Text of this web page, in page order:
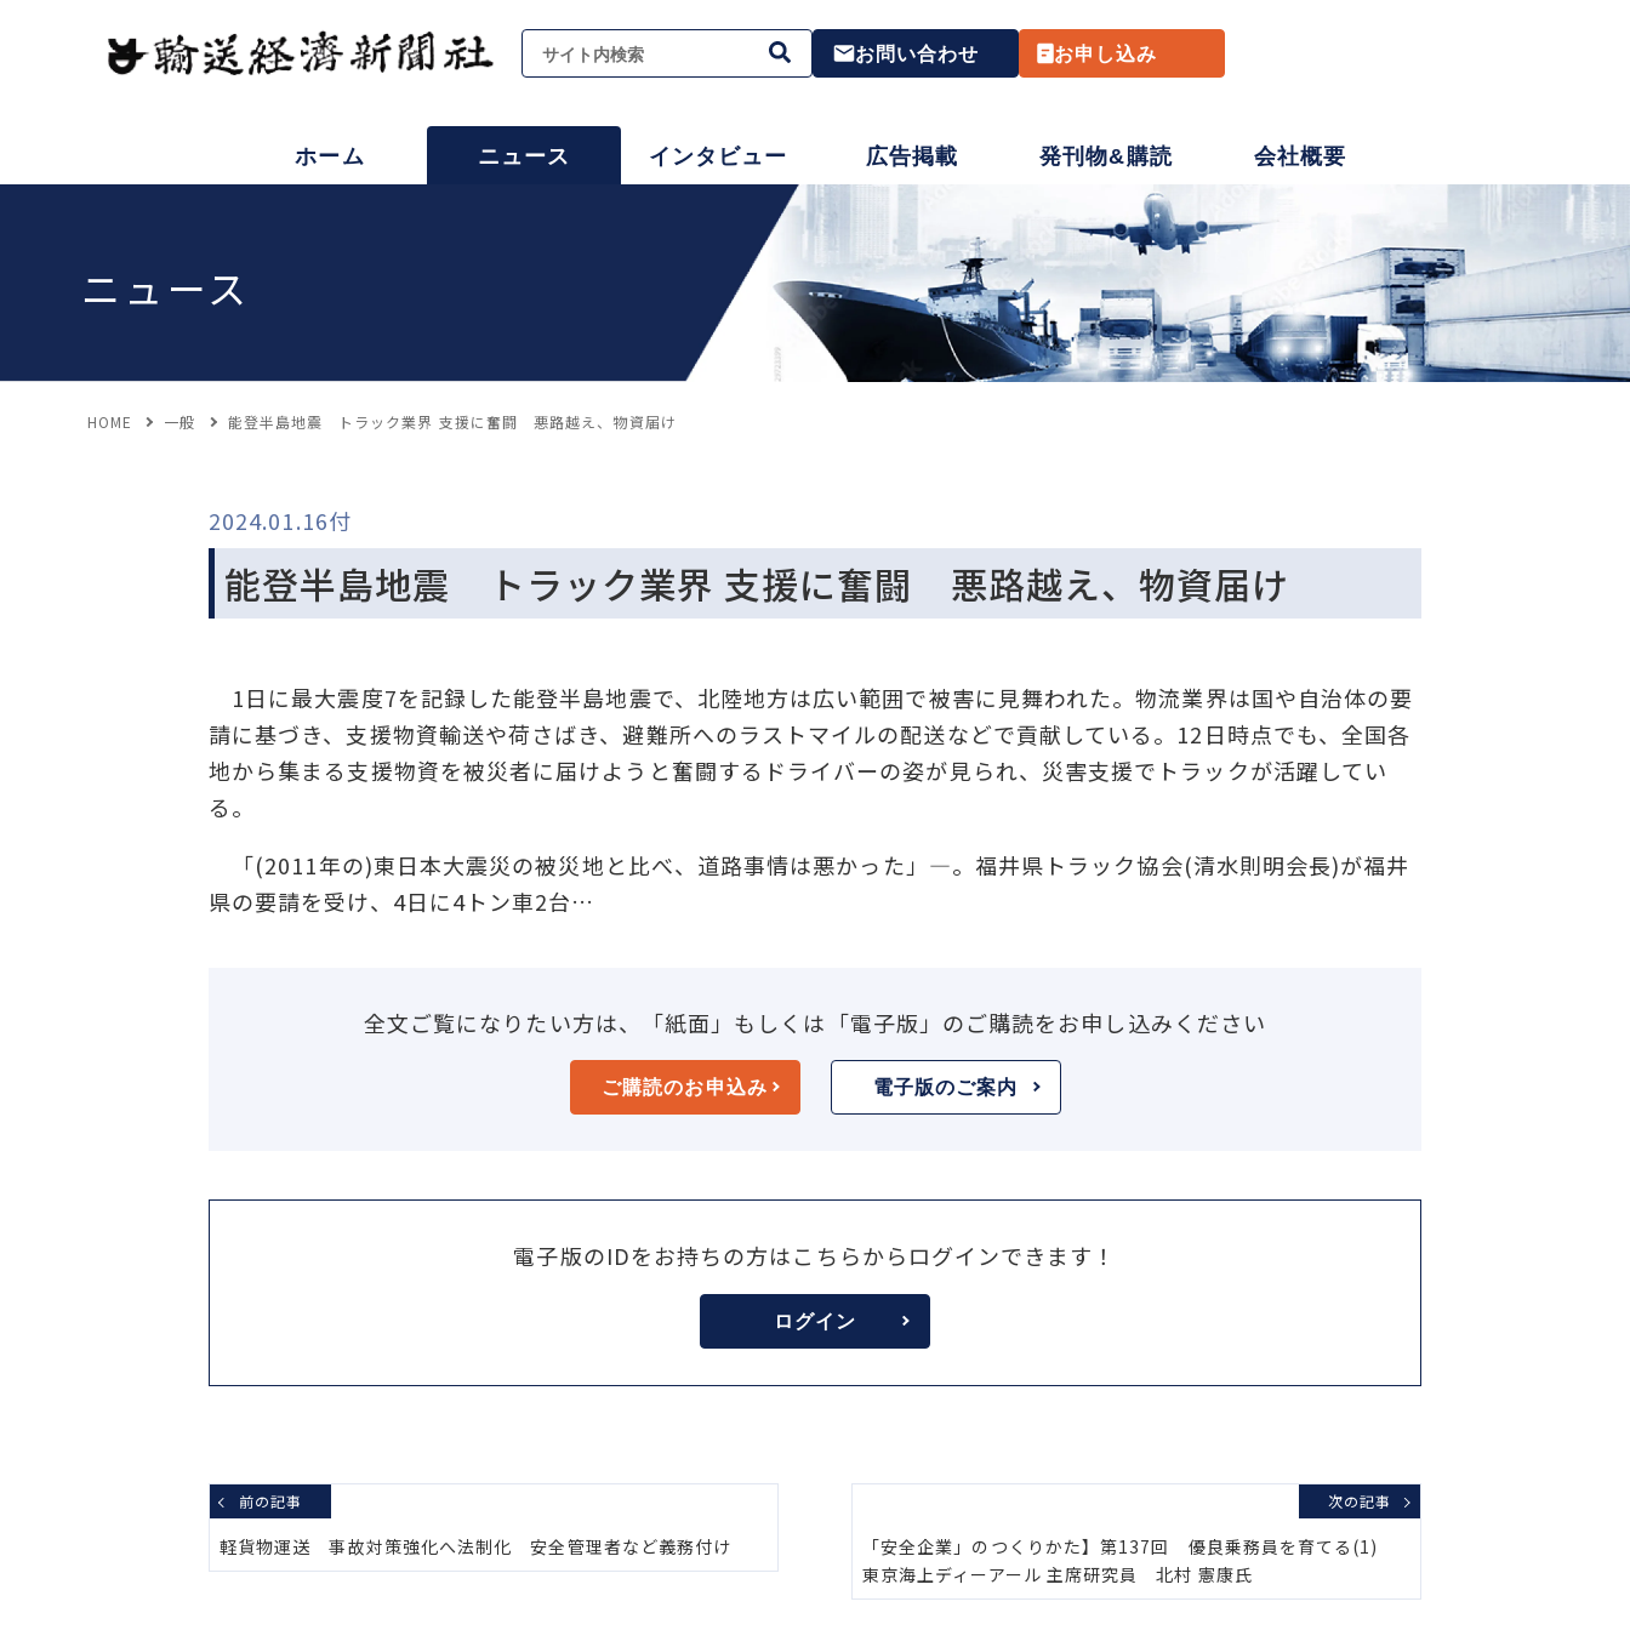
お問い合わせ お申し込み
ホーム ニュース インタビュー 広告掲載 発刊物&購読 会社概要
ニュース
HOME 一般 能登半島地震 トラック業界 支援に奮闘 悪路越え、物資届け
2024.01.16付
能登半島地震 トラック業界 支援に奮闘 悪路越え、物資届け
1日に最大震度7を記録した能登半島地震で、北陸地方は広い範囲で被害に見舞われた。物流業界は国や自治体の要
請に基づき、支援物資輸送や荷さばき、避難所へのラストマイルの配送などで貢献している。12日時点でも、全国各
地から集まる支援物資を被災者に届けようと奮闘するドライバーの姿が見られ、災害支援でトラックが活躍してい
る。
「(2011年の)東日本大震災の被災地と比べ、道路事情は悪かった」―。福井県トラック協会(清水則明会長)が福井
県の要請を受け、4日に4トン車2台…
全文ご覧になりたい方は、「紙面」もしくは「電子版」のご購読をお申し込みください
ご購読のお申込み 電子版のご案内
電子版のIDをお持ちの方はこちらからログインできます！
ログイン
前の記事
軽貨物運送 事故対策強化へ法制化 安全管理者など義務付け
次の記事
「安全企業」のつくりかた】第137回 優良乗務員を育てる(1)
東京海上ディーアール 主席研究員 北村 憲康氏